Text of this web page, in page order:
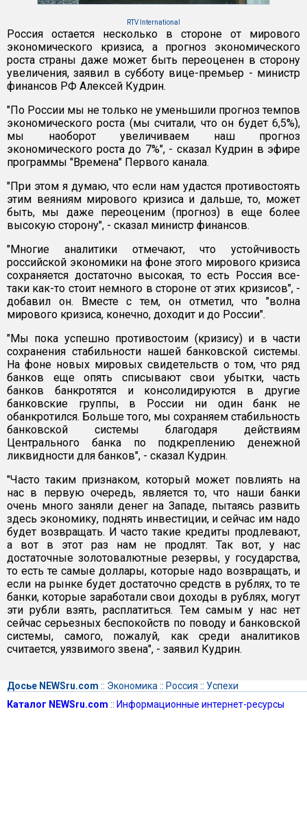
RTV International
Россия остается несколько в стороне от мирового
экономического кризиса, а прогноз экономического
роста страны даже может быть переоценен в сторону
увеличения, заявил в субботу вице-премьер - министр
финансов РФ Алексей Кудрин.
"По России мы не только не уменьшили прогноз темпов
экономического роста (мы считали, что он будет 6,5%),
мы наоборот увеличиваем наш прогноз
экономического роста до 7%", - сказал Кудрин в эфире
программы "Времена" Первого канала.
"При этом я думаю, что если нам удастся противостоять
этим веяниям мирового кризиса и дальше, то, может
быть, мы даже переоценим (прогноз) в еще более
высокую сторону", - сказал министр финансов.
"Многие аналитики отмечают, что устойчивость
российской экономики на фоне этого мирового кризиса
сохраняется достаточно высокая, то есть Россия все-
таки как-то стоит немного в стороне от этих кризисов", -
добавил он. Вместе с тем, он отметил, что "волна
мирового кризиса, конечно, доходит и до России".
"Мы пока успешно противостоим (кризису) и в части
сохранения стабильности нашей банковской системы.
На фоне новых мировых свидетельств о том, что ряд
банков еще опять списывают свои убытки, часть
банков банкротятся и консолидируются в другие
банковские группы, в России ни один банк не
обанкротился. Больше того, мы сохраняем стабильность
банковской системы благодаря действиям
Центрального банка по подкреплению денежной
ликвидности для банков", - сказал Кудрин.
"Часто таким признаком, который может повлиять на
нас в первую очередь, является то, что наши банки
очень много заняли денег на Западе, пытаясь развить
здесь экономику, поднять инвестиции, и сейчас им надо
будет возвращать. И часто такие кредиты продлевают,
а вот в этот раз нам не продлят. Так вот, у нас
достаточные золотовалютные резервы, у государства,
то есть те самые доллары, которые надо возвращать, и
если на рынке будет достаточно средств в рублях, то те
банки, которые заработали свои доходы в рублях, могут
эти рубли взять, расплатиться. Тем самым у нас нет
сейчас серьезных беспокойств по поводу и банковской
системы, самого, пожалуй, как среди аналитиков
считается, уязвимого звена", - заявил Кудрин.
Досье NEWSru.com :: Экономика :: Россия :: Успехи
Каталог NEWSru.com :: Информационные интернет-ресурсы